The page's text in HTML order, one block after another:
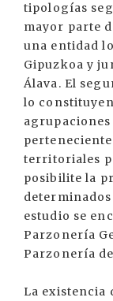
tipologías
mayor parte
una entidad
Gipuzkoa y
Álava. El
lo
territoriales
posibilite la
estudio se
Parzonería
Parzonería
La existencia